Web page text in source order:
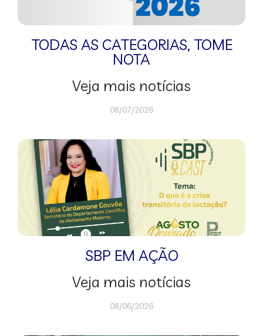
TODAS AS CATEGORIAS, TOME
NOTA
Veja mais notícias
08/07/2026
SBP EM AÇÃO
Veja mais notícias
08/06/2026